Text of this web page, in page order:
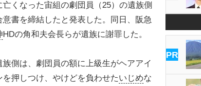
亡くなった宙組の劇団員（25）の遺族側
意書を締結したと発表した。同日、阪急
HDの角和夫会長らが遺族に謝罪した。
側は、劇団員の額に上級生がヘアアイ
を押しつけ、やけどを負わせたいじめな
PR